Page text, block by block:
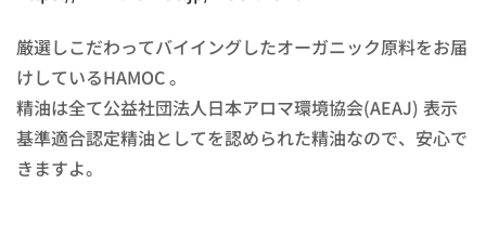
厳選しこだわってバイイングしたオーガニック原料をお届
けしているHAMOC 。
精油は全て公益社団法人日本アロマ環境協会(AEAJ) 表示
基準適合認定精油としてを認められた精油なので、安心で
きますよ。